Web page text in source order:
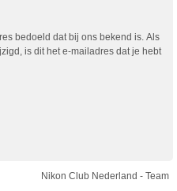
bedoeld dat bij ons bekend is. Als
is dit het e-mailadres dat je hebt
Nikon Club Nederland - Team